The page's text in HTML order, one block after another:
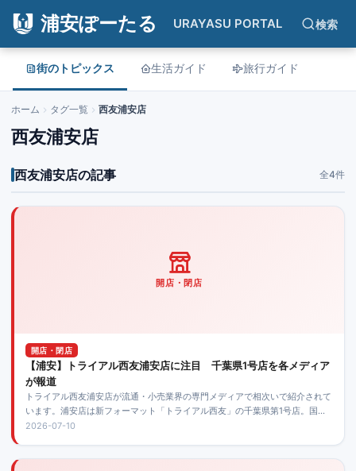
浦安ぽーたる URAYASU PORTAL 検索
街のトピックス 生活ガイド 旅行ガイド
ホーム タグ一覧 西友浦安店
西友浦安店
西友浦安店の記事 全4件
開店・閉店
開店・閉店
【浦安】トライアル西友浦安店に注目 千葉県1号店を各メディア
が報道
トライアル西友浦安店が流通・小売業界の専門メディアで相次いで紹介されて
います。浦安店は新フォーマット「トライアル西友」の千葉県第1号店。国内
初導入の魚・肉惣菜ブランドにも注目が集まっています。
2026-07-10